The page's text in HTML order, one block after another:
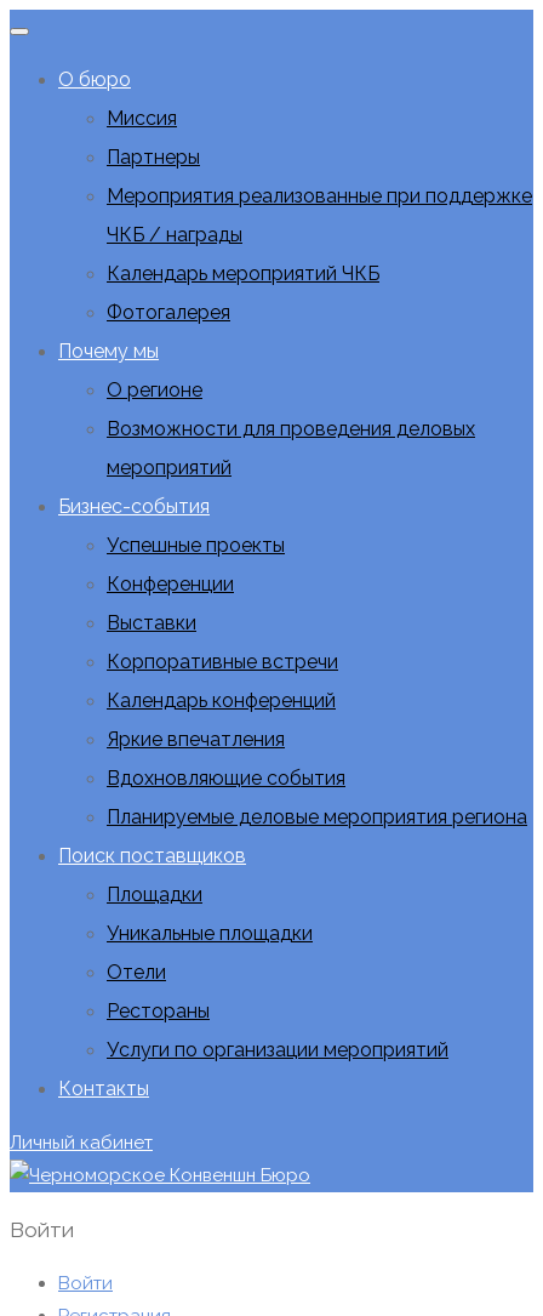
О бюро
Миссия
Партнеры
Мероприятия реализованные при поддержке
ЧКБ / награды
Календарь мероприятий ЧКБ
Фотогалерея
Почему мы
О регионе
Возможности для проведения деловых
мероприятий
Бизнес-события
Успешные проекты
Конференции
Выставки
Корпоративные встречи
Календарь конференций
Яркие впечатления
Вдохновляющие события
Планируемые деловые мероприятия региона
Поиск поставщиков
Площадки
Уникальные площадки
Отели
Рестораны
Услуги по организации мероприятий
Контакты
Личный кабинет
Войти
Войти